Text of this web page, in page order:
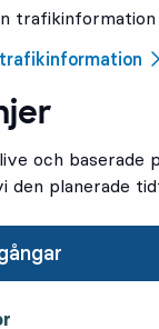
och baserade
den planerade